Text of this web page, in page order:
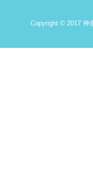
Copyright © 2017 神